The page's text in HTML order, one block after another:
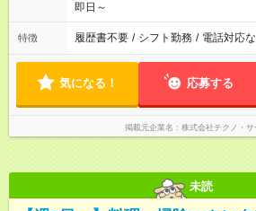
即日～
特徴 履歴書不要 / シフト勤務 / 電話対応
気になる！ 応募する
掲載元企業名 株式会社テクノ・サ
未読